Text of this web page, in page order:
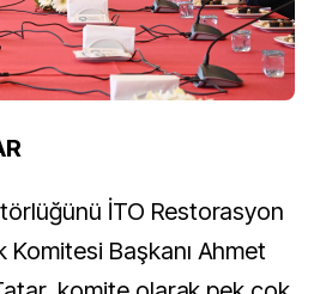
İTO Restorasyon
Başkanı Ahmet